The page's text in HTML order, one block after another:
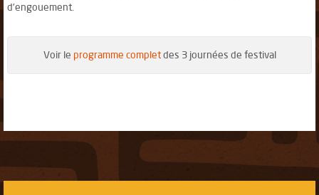
d’engouement.
Voir le programme completdes 3 journées de festival